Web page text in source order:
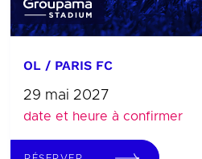
OL / PARIS FC
29 mai 2027
date et heure à confirmer